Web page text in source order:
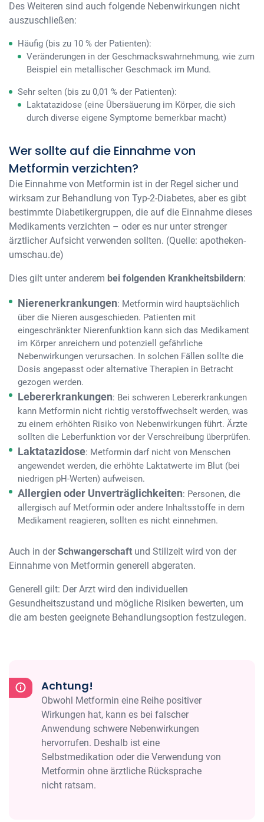
Des Weiteren sind auch folgende Nebenwirkungen nicht
auszuschließen:
Häufig (bis zu 10 % der Patienten):
Veränderungen in der Geschmackswahrnehmung, wie zum
Beispiel ein metallischer Geschmack im Mund.
Sehr selten (bis zu 0,01 % der Patienten):
Laktatazidose (eine Übersäuerung im Körper, die sich
durch diverse eigene Symptome bemerkbar macht)
Wer sollte auf die Einnahme von
Metformin verzichten?
Die Einnahme von Metformin ist in der Regel sicher und
wirksam zur Behandlung von Typ-2-Diabetes, aber es gibt
bestimmte Diabetikergruppen, die auf die Einnahme dieses
Medikaments verzichten – oder es nur unter strenger
ärztlicher Aufsicht verwenden sollten. (Quelle: apotheken-
umschau.de)
Dies gilt unter anderem bei folgenden Krankheitsbildern:
Nierenerkrankungen: Metformin wird hauptsächlich
über die Nieren ausgeschieden. Patienten mit
eingeschränkter Nierenfunktion kann sich das Medikament
im Körper anreichern und potenziell gefährliche
Nebenwirkungen verursachen. In solchen Fällen sollte die
Dosis angepasst oder alternative Therapien in Betracht
gezogen werden.
Lebererkrankungen: Bei schweren Lebererkrankungen
kann Metformin nicht richtig verstoffwechselt werden, was
zu einem erhöhten Risiko von Nebenwirkungen führt. Ärzte
sollten die Leberfunktion vor der Verschreibung überprüfen.
Laktatazidose: Metformin darf nicht von Menschen
angewendet werden, die erhöhte Laktatwerte im Blut (bei
niedrigen pH-Werten) aufweisen.
Allergien oder Unverträglichkeiten: Personen, die
allergisch auf Metformin oder andere Inhaltsstoffe in dem
Medikament reagieren, sollten es nicht einnehmen.
Auch in derSchwangerschaft und Stillzeit wird von der
Einnahme von Metformin generell abgeraten.
Generell gilt: Der Arzt wird den individuellen
Gesundheitszustand und mögliche Risiken bewerten, um
die am besten geeignete Behandlungsoption festzulegen.
Achtung!
Obwohl Metformin eine Reihe positiver
Wirkungen hat, kann es bei falscher
Anwendung schwere Nebenwirkungen
hervorrufen. Deshalb ist eine
Selbstmedikation oder die Verwendung von
Metformin ohne ärztliche Rücksprache
nicht ratsam.